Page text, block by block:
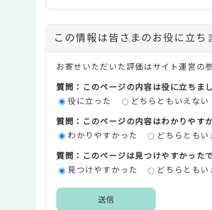
コ
ン
テ
ン
評
エ
この情報は皆さまのお役に立ち
お寄せいただいた評価はサイト運営の
質問：このページの内容は役に立ちま
役に立った
どちらともいえない
質問：このページの内容はわかりやす
わかりやすかった
どちらともい
質問：このページは見つけやすかった
見つけやすかった
どちらともい